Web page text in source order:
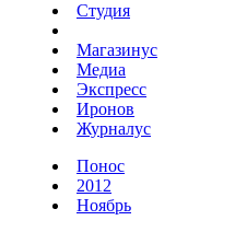
Студия
Магазинус
Медиа
Экспресс
Иронов
Журналус
Понос
2012
Ноябрь